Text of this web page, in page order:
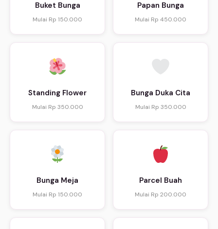
Buket Bunga
Mulai Rp 150.000
Papan Bunga
Mulai Rp 450.000
Standing Flower
Mulai Rp 350.000
Bunga Duka Cita
Mulai Rp 350.000
Bunga Meja
Mulai Rp 150.000
Parcel Buah
Mulai Rp 200.000